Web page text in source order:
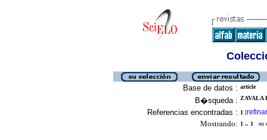
Base de datos : article
B�squeda : ZAVALA
Referencias encontradas : 1 [refinar
Mostrando: 1 .. 1 en